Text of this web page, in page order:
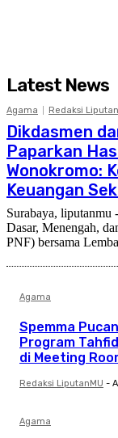
Latest News
Agama Redaksi
Dikdasmen
Paparkan
Wonokromo:
Keuangan
Surabaya, liputanmu
Dasar, Menengah,
PNF) bersama
Agama
Spemma
Program
di Meeting
Redaksi LiputanMU -
Agama